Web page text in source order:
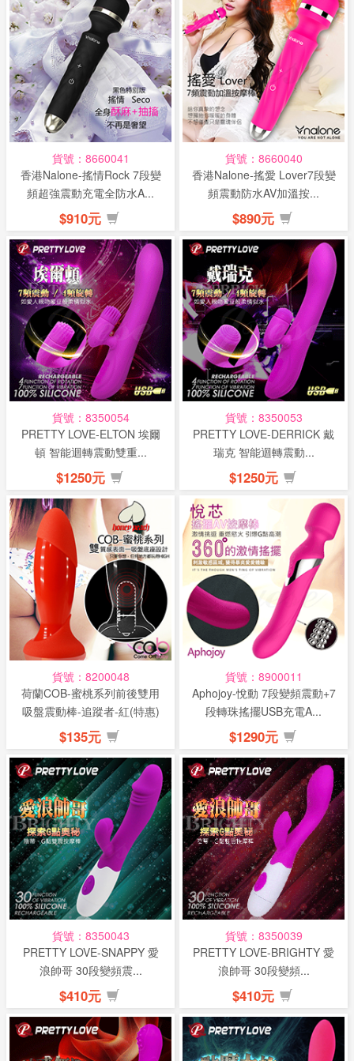
貨號：8660041
香港Nalone-搖情Rock 7段變
頻超強震動充電全防水A...
$910元
貨號：8660040
香港Nalone-搖愛 Lover7段變
頻震動防水AV加溫按...
$890元
貨號：8350054
PRETTY LOVE-ELTON 埃爾
頓 智能迴轉震動雙重...
$1250元
貨號：8350053
PRETTY LOVE-DERRICK 戴
瑞克 智能迴轉震動...
$1250元
貨號：8200048
荷蘭COB-蜜桃系列前後雙用
吸盤震動棒-追蹤者-紅(特惠)
$135元
貨號：8900011
Aphojoy-悅動 7段變頻震動+7
段轉珠搖擺USB充電A...
$1290元
貨號：8350043
PRETTY LOVE-SNAPPY 愛
浪帥哥 30段變頻震...
$410元
貨號：8350039
PRETTY LOVE-BRIGHTY 愛
浪帥哥 30段變頻...
$410元